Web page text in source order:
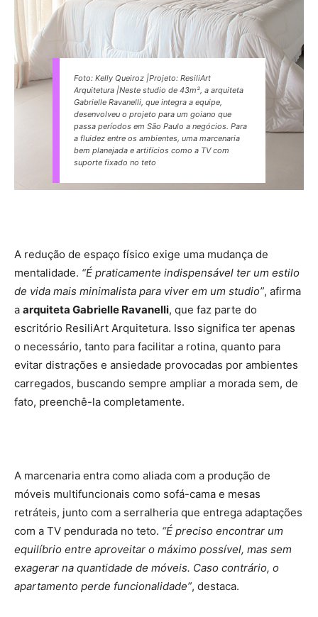
Foto: Kelly Queiroz |Projeto: ResiliArt
Arquitetura |Neste studio de 43m², a arquiteta
Gabrielle Ravanelli, que integra a equipe,
desenvolveu o projeto para um goiano que
passa períodos em São Paulo a negócios. Para
a fluidez entre os ambientes, uma marcenaria
bem planejada e artifícios como a TV com
suporte fixado no teto
A redução de espaço físico exige uma mudança de
mentalidade. “É praticamente indispensável ter um estilo
de vida mais minimalista para viver em um studio”, afirma
a arquiteta Gabrielle Ravanelli, que faz parte do
escritório ResiliArt Arquitetura. Isso significa ter apenas
o necessário, tanto para facilitar a rotina, quanto para
evitar distrações e ansiedade provocadas por ambientes
carregados, buscando sempre ampliar a morada sem, de
fato, preenchê-la completamente.
A marcenaria entra como aliada com a produção de
móveis multifuncionais como sofá-cama e mesas
retráteis, junto com a serralheria que entrega adaptações
com a TV pendurada no teto. “É preciso encontrar um
equilíbrio entre aproveitar o máximo possível, mas sem
exagerar na quantidade de móveis. Caso contrário, o
apartamento perde funcionalidade”, destaca.